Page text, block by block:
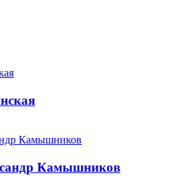
Камышников